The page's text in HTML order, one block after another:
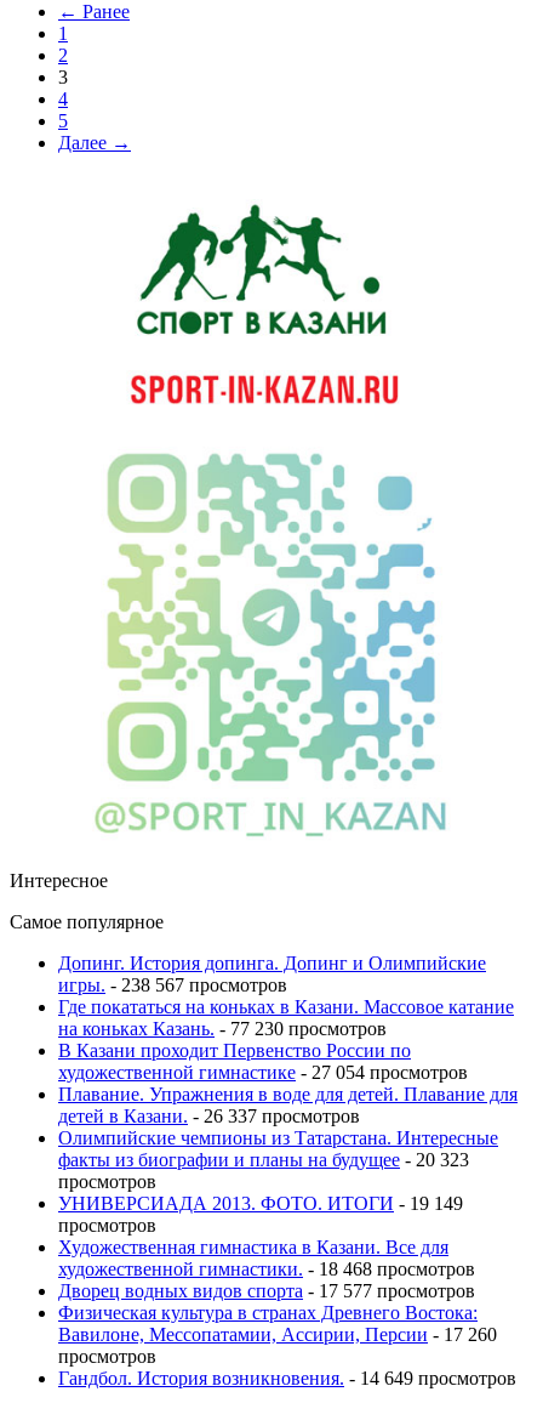
← Ранее
1
2
3
4
5
Далее →
Интересное
Самое популярное
Допинг. История допинга. Допинг и Олимпийские
игры. - 238 567 просмотров
Где покататься на коньках в Казани. Массовое катание
на коньках Казань. - 77 230 просмотров
В Казани проходит Первенство России по
художественной гимнастике - 27 054 просмотров
Плавание. Упражнения в воде для детей. Плавание для
детей в Казани. - 26 337 просмотров
Олимпийские чемпионы из Татарстана. Интересные
факты из биографии и планы на будущее - 20 323
просмотров
УНИВЕРСИАДА 2013. ФОТО. ИТОГИ - 19 149
просмотров
Художественная гимнастика в Казани. Все для
художественной гимнастики. - 18 468 просмотров
Дворец водных видов спорта - 17 577 просмотров
Физическая культура в странах Древнего Востока:
Вавилоне, Мессопатамии, Ассирии, Персии - 17 260
просмотров
Гандбол. История возникновения. - 14 649 просмотров